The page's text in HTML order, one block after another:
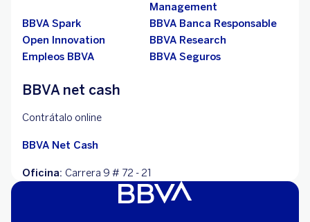
Management
BBVA Spark
BBVA Banca Responsable
Open Innovation
BBVA Research
Empleos BBVA
BBVA Seguros
BBVA net cash
Contrátalo online
BBVA Net Cash
Oficina: Carrera 9 # 72 - 21